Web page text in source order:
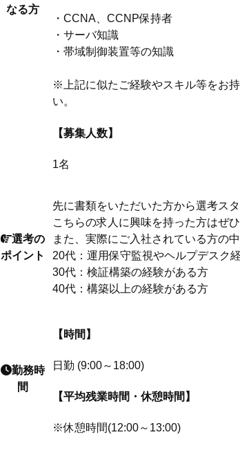
なる方
・CCNA、CCNP保持者
・サーバ知識
・帯域制御装置等の知識
※上記に似たご経験やスキル等をお
い。
【募集人数】
1名
選考の
ポイント
先に書類をいただいた方から選考ス
こちらの求人に興味を持った方はぜ
また、実際にご入社されている方の
20代：運用保守監視やヘルプデスク
30代：検証構築の経験がある方
40代：構築以上の経験がある方
勤務時
間
【時間】
日勤 (9:00～18:00)
【平均残業時間・休憩時間】
※休憩時間(12:00～13:00)